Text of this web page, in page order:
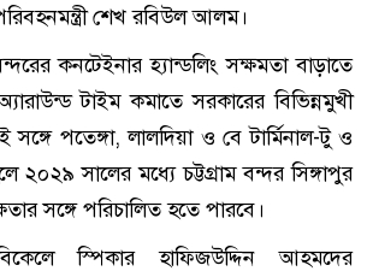
শেখ রবিউল আলম।
কনটেইনার হ্যান্ডলিং সক্ষমতা বাড়াতে
টাইম কমাতে সরকারের বিভিন্নমুখী
পতেঙ্গা, লালদিয়া ও বে টার্মিনাল-টু ও
২০২৯ সালের মধ্যে চট্টগ্রাম বন্দর সিঙ্গাপুর
সঙ্গে পরিচালিত হতে পারবে।
স্পিকার হাফিজউদ্দিন আহমদের